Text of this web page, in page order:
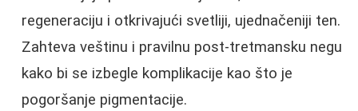
regeneraciju i otkrivajući svetliji, ujednačeniji ten.
Zahteva veštinu i pravilnu post-tretmansku negu
kako bi se izbegle komplikacije kao što je
pogoršanje pigmentacije.